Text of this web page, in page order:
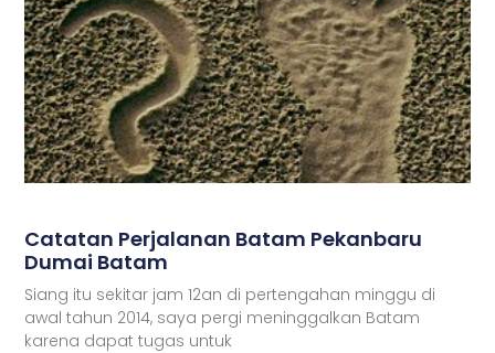
Catatan Perjalanan Batam Pekanbaru
Dumai Batam
Siang itu sekitar jam 12an di pertengahan minggu di
awal tahun 2014, saya pergi meninggalkan Batam
karena dapat tugas untuk